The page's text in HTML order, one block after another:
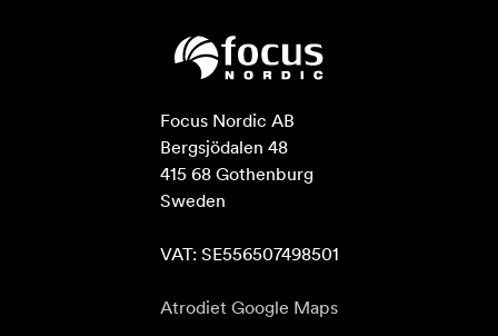
Focus Nordic AB
Bergsjödalen 48
415 68 Gothenburg
Sweden
VAT: SE556507498501
Atrodiet Google Maps